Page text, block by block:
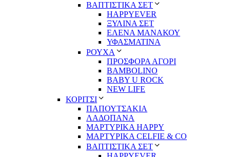
ΒΑΠΤΙΣΤΙΚΑ ΣΕΤ
HAPPYEVER
ΞΥΛΙΝΑ ΣΕΤ
ΕΛΕΝΑ ΜΑΝΑΚΟΥ
ΥΦΑΣΜΑΤΙΝΑ
ΡΟΥΧΑ
ΠΡΟΣΦΟΡΑ ΑΓΟΡΙ
BAMBOLINO
BABY U ROCK
NEW LIFE
ΚΟΡΙΤΣΙ
ΠΑΠΟΥΤΣΑΚΙΑ
ΛΑΔΟΠΑΝΑ
ΜΑΡΤΥΡΙΚΑ HAPPY
ΜΑΡΤΥΡΙΚΑ CELFIE & CO
ΒΑΠΤΙΣΤΙΚΑ ΣΕΤ